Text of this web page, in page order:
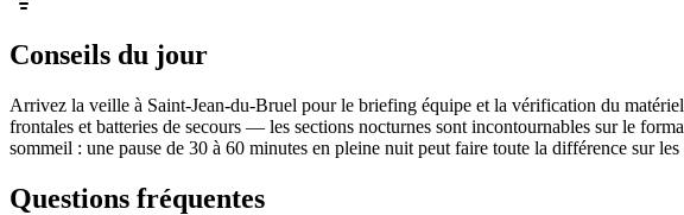
Conseils du jour
Arrivez la veille à Saint-Jean-du-Bruel pour le briefing équipe et la vérification du
frontales et batteries de secours — les sections nocturnes sont incontournables sur le
sommeil : une pause de 30 à 60 minutes en pleine nuit peut faire toute la différence sur les
Questions fréquentes